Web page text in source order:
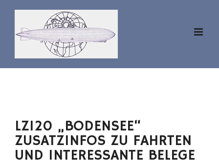
springen
LZ120 „BODENSEE“
ZUSATZINFOS ZU FAHRTEN
UND INTERESSANTE BELEGE